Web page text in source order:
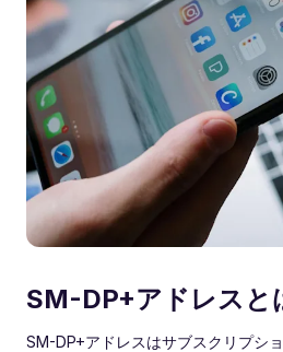
SM-DP+アドレスと
SM-DP+アドレスはサブスクリプシ